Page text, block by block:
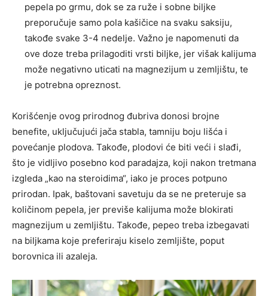
pepela po grmu, dok se za ruže i sobne biljke
preporučuje samo pola kašičice na svaku saksiju,
takođe svake 3-4 nedelje. Važno je napomenuti da
ove doze treba prilagoditi vrsti biljke, jer višak kalijuma
može negativno uticati na magnezijum u zemljištu, te
je potrebna opreznost.
Korišćenje ovog prirodnog đubriva donosi brojne
benefite, uključujući jača stabla, tamniju boju lišća i
povećanje plodova. Takođe, plodovi će biti veći i slađi,
što je vidljivo posebno kod paradajza, koji nakon tretmana
izgleda „kao na steroidima“, iako je proces potpuno
prirodan. Ipak, baštovani savetuju da se ne preteruje sa
količinom pepela, jer previše kalijuma može blokirati
magnezijum u zemljištu. Takođe, pepeo treba izbegavati
na biljkama koje preferiraju kiselo zemljište, poput
borovnica ili azaleja.